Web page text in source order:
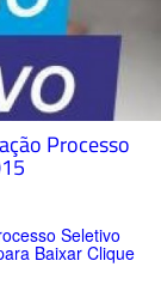
Processo
Seletivo
Baixar Clique